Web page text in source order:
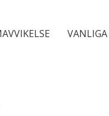
VANLIGA